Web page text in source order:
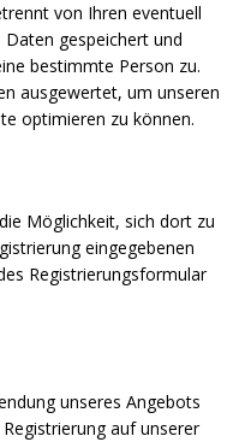
von Ihren eventuell
gespeichert und
bestimmte Person zu.
ausgewertet, um unseren
optimieren zu können.
Möglichkeit, sich dort zu
eingegebenen
Registrierungsformular
unseres Angebots
auf unserer